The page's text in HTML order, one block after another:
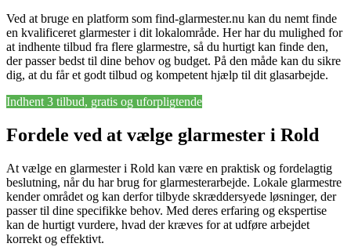
Ved at bruge en platform som find-glarmester.nu kan du nemt finde
en kvalificeret glarmester i dit lokalområde. Her har du mulighed for
at indhente tilbud fra flere glarmestre, så du hurtigt kan finde den,
der passer bedst til dine behov og budget. På den måde kan du sikre
dig, at du får et godt tilbud og kompetent hjælp til dit glasarbejde.
Indhent 3 tilbud, gratis og uforpligtende
Fordele ved at vælge glarmester i Rold
At vælge en glarmester i Rold kan være en praktisk og fordelagtig
beslutning, når du har brug for glarmesterarbejde. Lokale glarmestre
kender området og kan derfor tilbyde skræddersyede løsninger, der
passer til dine specifikke behov. Med deres erfaring og ekspertise
kan de hurtigt vurdere, hvad der kræves for at udføre arbejdet
korrekt og effektivt.